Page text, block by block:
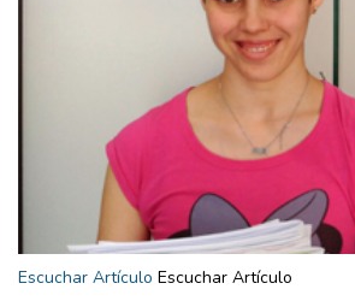
Escuchar Artículo Escuchar Artículo